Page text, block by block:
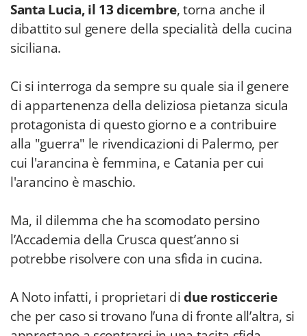
Santa Lucia, il 13 dicembre, torna anche il
dibattito sul genere della specialità della cucina
siciliana.
Ci si interroga da sempre su quale sia il genere
di appartenenza della deliziosa pietanza sicula
protagonista di questo giorno e a contribuire
alla "guerra" le rivendicazioni di Palermo, per
cui l'arancina è femmina, e Catania per cui
l'arancino è maschio.
Ma, il dilemma che ha scomodato persino
l’Accademia della Crusca quest’anno si
potrebbe risolvere con una sfida in cucina.
A Noto infatti, i proprietari didue rosticcerie
che per caso si trovano l’una di fronte all’altra, si